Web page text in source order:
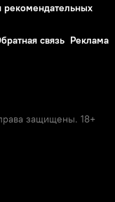
связь Реклама
защищены. 18+